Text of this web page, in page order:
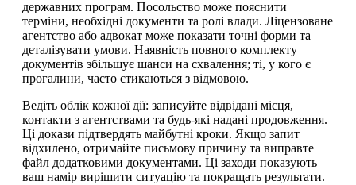
державних програм. Посольство може пояснити
терміни, необхідні документи та ролі влади. Ліцензоване
агентство або адвокат може показати точні форми та
деталізувати умови. Наявність повного комплекту
документів збільшує шанси на схвалення; ті, у кого є
прогалини, часто стикаються з відмовою.
Ведіть облік кожної дії: записуйте відвідані місця,
контакти з агентствами та будь-які надані продовження.
Ці докази підтвердять майбутні кроки. Якщо запит
відхилено, отримайте письмову причину та виправте
файл додатковими документами. Ці заходи показують
ваш намір вирішити ситуацію та покращать результати.